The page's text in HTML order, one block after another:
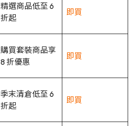
精選商品低至 6
折起
即買
購買套裝商品享
8 折優惠
即買
季末清倉低至 6
折起
即買